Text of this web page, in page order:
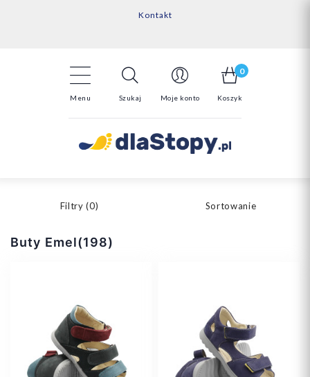
Kontakt
14 Dni na darmowy zwrot*
Menu Szukaj Moje konto
0
Koszyk
Filtry (0) Sortowanie
Buty Emel(198)